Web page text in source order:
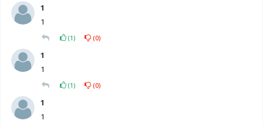
1
1
(1) (0)
1
1
(1) (0)
1
1